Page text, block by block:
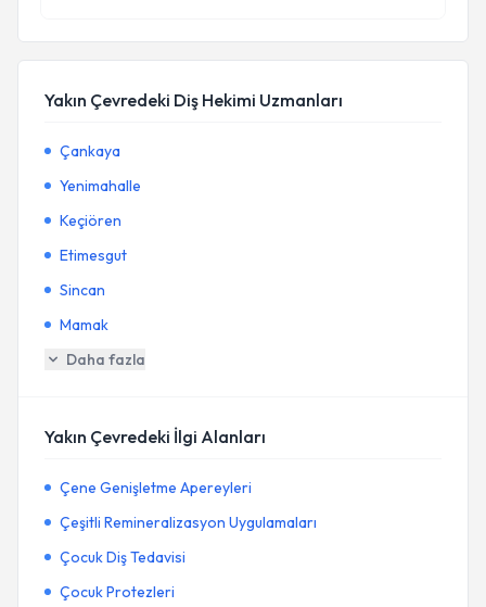
Yakın Çevredeki Diş Hekimi Uzmanları
Çankaya
Yenimahalle
Keçiören
Etimesgut
Sincan
Mamak
Daha fazla
Yakın Çevredeki İlgi Alanları
Çene Genişletme Apereyleri
Çeşitli Remineralizasyon Uygulamaları
Çocuk Diş Tedavisi
Çocuk Protezleri